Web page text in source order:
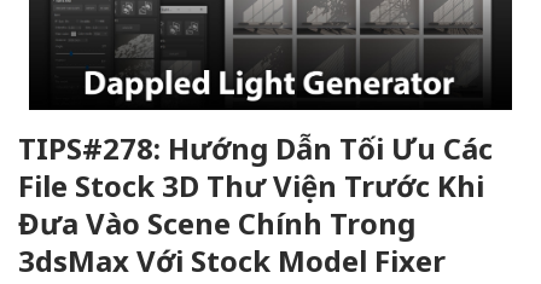
TIPS#278: Hướng Dẫn Tối Ưu Các
File Stock 3D Thư Viện Trước Khi
Đưa Vào Scene Chính Trong
3dsMax Với Stock Model Fixer